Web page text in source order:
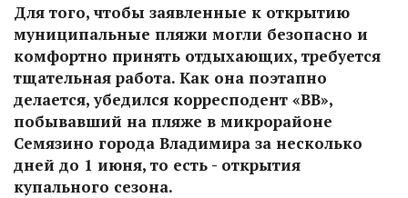
Для того, чтобы заявленные к открытию
муниципальные пляжи могли безопасно и
комфортно принять отдыхающих, требуется
тщательная работа. Как она поэтапно
делается, убедился корресподент «ВВ»,
побывавший на пляже в микрорайоне
Семязино города Владимира за несколько
дней до 1 июня, то есть - открытия
купального сезона.